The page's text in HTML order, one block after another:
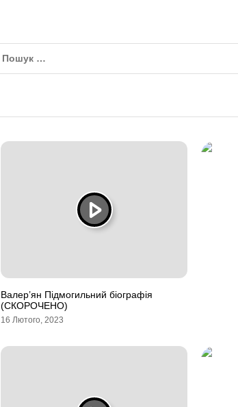
Валер’ян Підмогильний біографія
(СКОРОЧЕНО)
16 Лютого, 2023